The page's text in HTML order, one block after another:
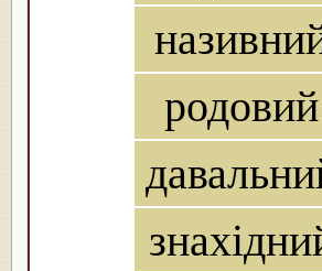
родовий